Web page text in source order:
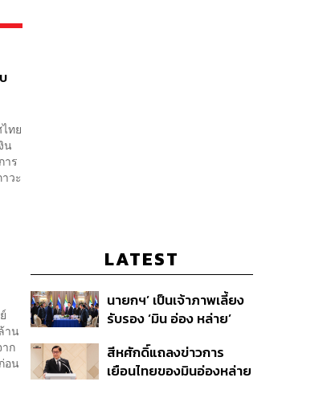
ทย
น
าร
วะ
าน
ก
อน
LATEST
นายกฯ’ เป็นเจ้าภาพเลี้ยง
รับรอง ‘มิน อ่อง หล่าย’
ร่วมงาน
สีหศักดิ์แถลงข่าวการ
เยือนไทยของมินอ่องหล่าย